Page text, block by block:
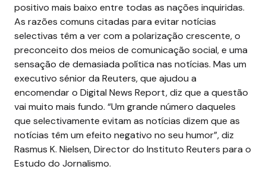
positivo mais baixo entre todas as nações inquiridas.
As razões comuns citadas para evitar notícias
selectivas têm a ver com a polarização crescente, o
preconceito dos meios de comunicação social, e uma
sensação de demasiada política nas notícias. Mas um
executivo sénior da Reuters, que ajudou a
encomendar o Digital News Report, diz que a questão
vai muito mais fundo. “Um grande número daqueles
que selectivamente evitam as notícias dizem que as
notícias têm um efeito negativo no seu humor”, diz
Rasmus K. Nielsen, Director do Instituto Reuters para o
Estudo do Jornalismo.